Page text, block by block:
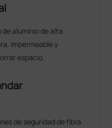
aluminio de alta
impermeable y
espacio.
de seguridad de fibra